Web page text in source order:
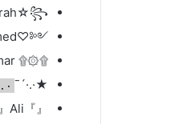
༺♡Ahmed♡༻
۩۞۩ Omar ۩۞۩
★·.·´¯
『』Ali『』